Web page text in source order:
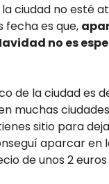
la ciudad no esté
fecha es que,
no es
de la ciudad es
muchas
sitio para
aparcar en
de unos 2